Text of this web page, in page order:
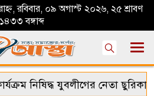
রবিবার, ০৯ অগাস্ট ২০২৬, ২৫ শ্রাবণ
১৪৩৩ বঙ্গাব্দ
নিষিদ্ধ যুবলীগের নেতা